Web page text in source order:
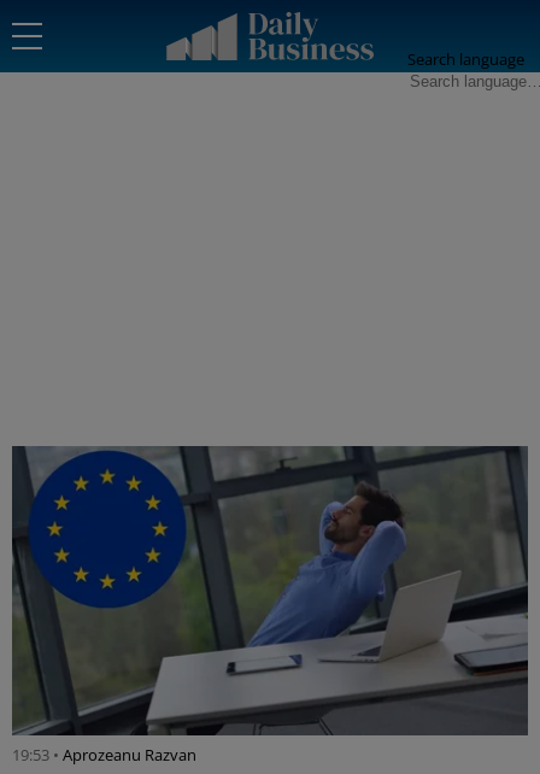
Search language
19:53 • Aprozeanu Razvan